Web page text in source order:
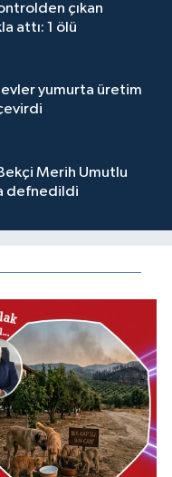
çıkan
attı: 1 ölü
yumurta üretim
Merih Umutlu
defnedildi